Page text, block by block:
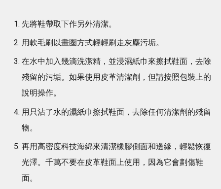
先將鞋帶取下作另外清潔。
用軟毛刷以畫圈方式輕輕刷走灰塵污垢。
在水中加入幾滴洗潔精，並浸濕紙巾來擦拭鞋面，去除
殘留的污垢。如果使用皮革清潔劑，但請按照包裝上的
說明操作。
用只沾了水的濕紙巾擦拭鞋面，去除任何清潔劑的殘留
物。
再用高密度科技海綿來清潔橡膠側面和邊緣，輕鬆恢復
光澤。千萬不要在皮革鞋面上使用，因為它會劃傷鞋
面。